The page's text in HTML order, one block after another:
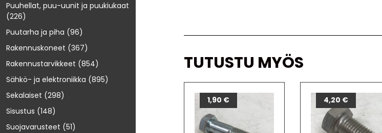
Puuhellat, puu-uunit ja puukiukaat
(226)
Puutarha ja piha (96)
Rakennuskoneet (367)
Rakennustarvikkeet (854)
Sähkö- ja elektroniikka (895)
Sekalaiset (298)
Sisustus (148)
Suojavarusteet (51)
TUTUSTU MYÖS
1,90 € 4,20 €